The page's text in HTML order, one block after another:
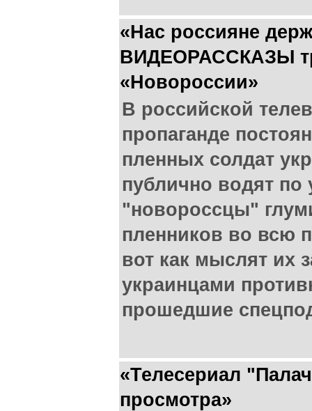
«Нас россияне
ВИДЕОРАССКАЗЫ
«Новороссии»
В российской
пропаганде
пленных солдат
публично водят
"новороссцы"
пленников во всю
вот как мыслят их
украинцами
прошедшие
«Телесериал
просмотра»